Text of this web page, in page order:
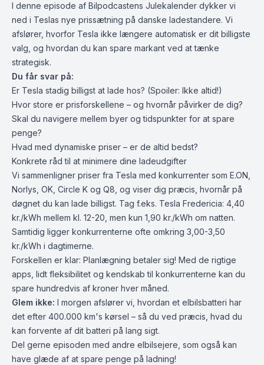
I denne episode af Bilpodcastens Julekalender dykker vi
ned i Teslas nye prissætning på danske ladestandere. Vi
afslører, hvorfor Tesla ikke længere automatisk er dit billigste
valg, og hvordan du kan spare markant ved at tænke
strategisk.
Du får svar på:
Er Tesla stadig billigst at lade hos? (Spoiler: Ikke altid!)
Hvor store er prisforskellene – og hvornår påvirker de dig?
Skal du navigere mellem byer og tidspunkter for at spare
penge?
Hvad med dynamiske priser – er de altid bedst?
Konkrete råd til at minimere dine ladeudgifter
Vi sammenligner priser fra Tesla med konkurrenter som E.ON,
Norlys, OK, Circle K og Q8, og viser dig præcis, hvornår på
døgnet du kan lade billigst. Tag f.eks. Tesla Fredericia: 4,40
kr./kWh mellem kl. 12-20, men kun 1,90 kr./kWh om natten.
Samtidig ligger konkurrenterne ofte omkring 3,00-3,50
kr./kWh i dagtimerne.
Forskellen er klar: Planlægning betaler sig! Med de rigtige
apps, lidt fleksibilitet og kendskab til konkurrenterne kan du
spare hundredvis af kroner hver måned.
Glem ikke: I morgen afslører vi, hvordan et elbilsbatteri har
det efter 400.000 km's kørsel – så du ved præcis, hvad du
kan forvente af dit batteri på lang sigt.
Del gerne episoden med andre elbilsejere, som også kan
have glæde af at spare penge på ladning!